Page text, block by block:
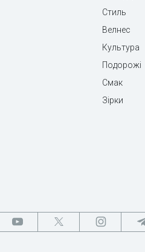
Стиль
Велнес
Культура
Подорожі
Смак
Зірки